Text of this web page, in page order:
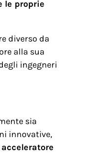
le proprie
diverso da
alla sua
ingegneri
sia
innovative,
acceleratore